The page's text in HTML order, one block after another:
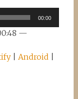
00:00
—
| Android